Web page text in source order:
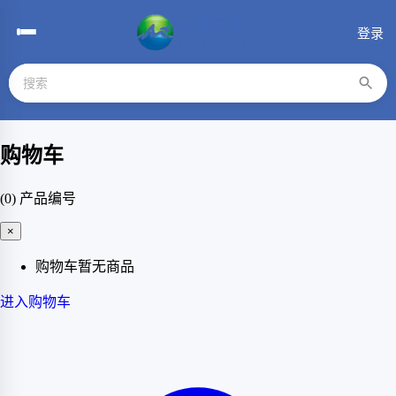
登录
购物车
(0) 产品编号
×
购物车暂无商品
进入购物车